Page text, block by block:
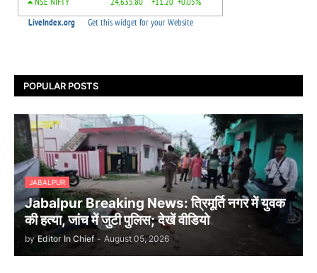
POPULAR POSTS
JABALPUR
Jabalpur Breaking News: त्रिमूर्ति नगर में युवक
की हत्या, जांच में जुटी पुलिस; देखें वीडियो
by Editor In Chief - August 05, 2026